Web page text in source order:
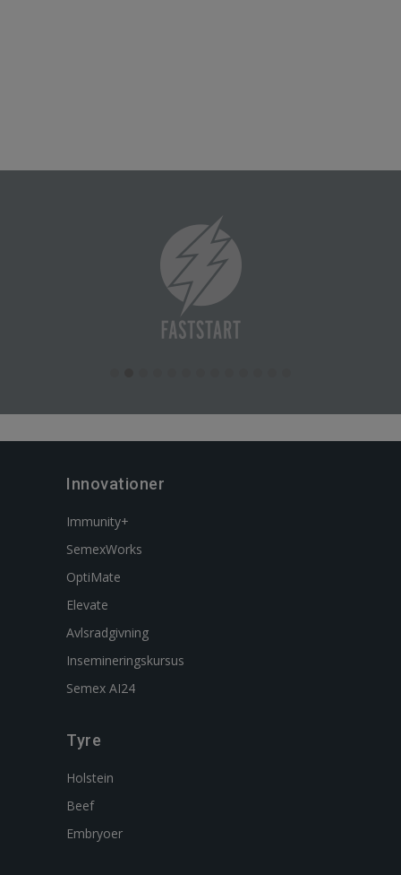
Innovationer
Immunity+
SemexWorks
OptiMate
Elevate
Avlsradgivning
Insemineringskursus
Semex AI24
Tyre
Holstein
Beef
Embryoer